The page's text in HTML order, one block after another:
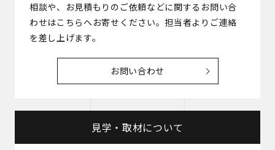
相談や、お見積もりのご依頼などに関するお問い合
わせはこちらへお寄せください。担当者よりご連絡
を差し上げます。
お問い合わせ
見学・取材について